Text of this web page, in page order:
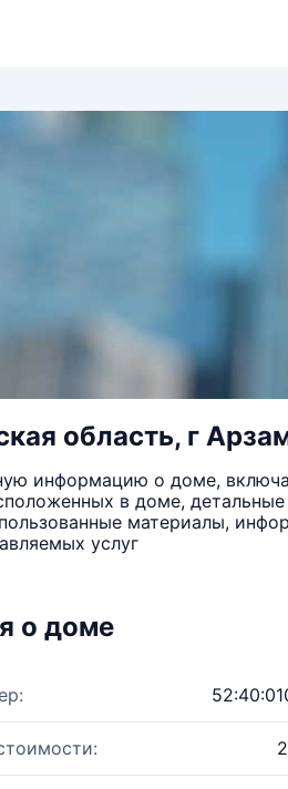
область, г
информацию о доме,
в доме,
материалы,
услуг
о доме